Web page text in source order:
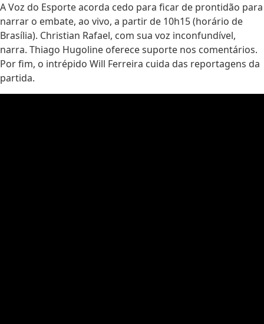
A Voz do Esporte acorda cedo para ficar de prontidão para
narrar o embate, ao vivo, a partir de 10h15 (horário de
Brasília). Christian Rafael, com sua voz inconfundível,
narra. Thiago Hugoline oferece suporte nos comentários.
Por fim, o intrépido Will Ferreira cuida das reportagens da
partida.